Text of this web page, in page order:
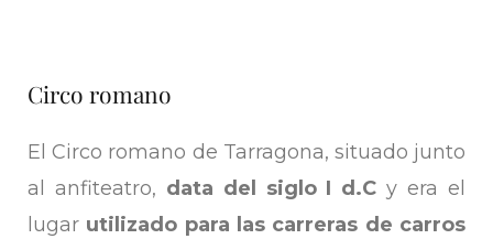
Circo romano
El Circo romano de Tarragona, situado junto
al anfiteatro, data del siglo I d.C y era el
lugar utilizado para las carreras de carros